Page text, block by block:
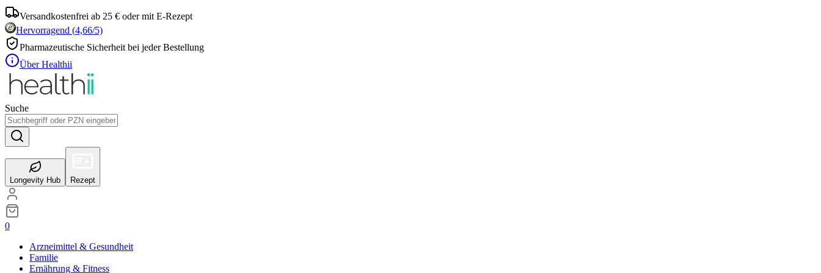
Versandkostenfrei ab 25 € oder mit E-Rezept
Hervorragend (4,66/5)
Pharmazeutische Sicherheit bei jeder Bestellung
Über Healthii
Suche
Longevity Hub Rezept
0
Arzneimittel & Gesundheit
Familie
Ernährung & Fitness